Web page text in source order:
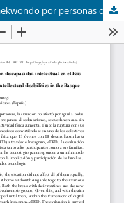
Uso de Instagram para la práctica de taekwondo por personas con discapacidad intelectual en el País Vasco, España (Use of Instagram for the practice of taekwondo by people with intellectual disabilities in the Basque Country, Spain)